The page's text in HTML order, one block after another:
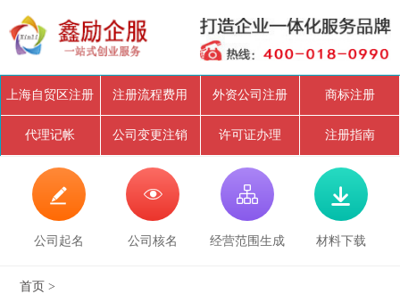
上海自贸区注册 注册流程费用 外资公司注册 商标注册
代理记帐 公司变更注销 许可证办理 注册指南

公司起名

公司核名

经营范围生成

材料下载
首页 >